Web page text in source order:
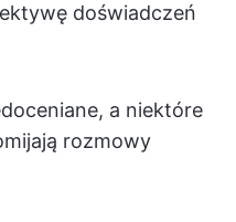
doświadczeń
a niektóre
rozmowy